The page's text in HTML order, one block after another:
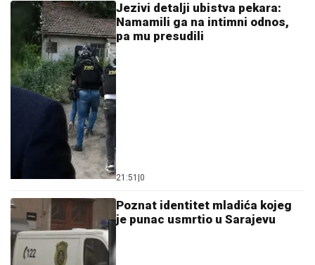
Jezivi detalji ubistva pekara:
Namamili ga na intimni odnos,
pa mu presudili
21:51 0
Poznat identitet mladića kojeg
je punac usmrtio u Sarajevu